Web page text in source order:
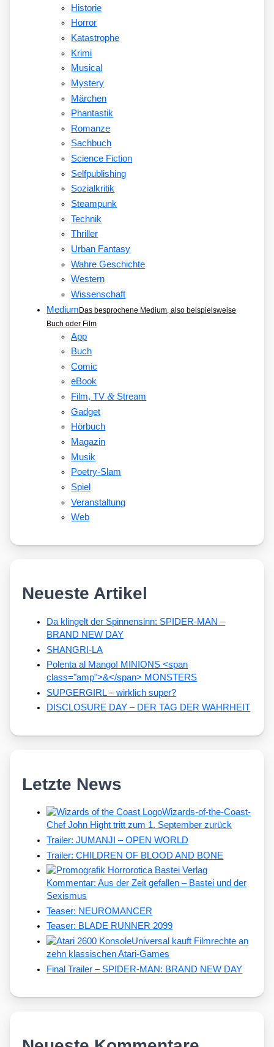
Historie
Horror
Katastrophe
Krimi
Musical
Mystery
Märchen
Phantastik
Romanze
Sachbuch
Science Fiction
Selfpublishing
Sozialkritik
Steampunk
Technik
Thriller
Urban Fantasy
Wahre Geschichte
Western
Wissenschaft
MediumDas besprochene Medium, also beispielsweise
Buch oder Film
App
Buch
Comic
eBook
Film, TV&Stream
Gadget
Hörbuch
Magazin
Musik
Poetry-Slam
Spiel
Veranstaltung
Web
Neueste Artikel
Da klingelt der Spinnensinn: SPIDER-MAN –
BRAND NEW DAY
SHANGRI-LA
Polenta al Mango! MINIONS <span
class="amp">&</span> MONSTERS
SUPGERGIRL – wirklich super?
DISCLOSURE DAY – DER TAG DER WAHRHEIT
Letzte News
Wizards-of-the-Coast-
Chef John Hight tritt zum 1. September zurück
Trailer: JUMANJI – OPEN WORLD
Trailer: CHILDREN OF BLOOD AND BONE
Kommentar: Aus der Zeit gefallen – Bastei und der
Sexismus
Teaser: NEUROMANCER
Teaser: BLADE RUNNER 2099
Universal kauft Filmrechte an
zehn klassischen Atari-Games
Final Trailer – SPIDER-MAN: BRAND NEW DAY